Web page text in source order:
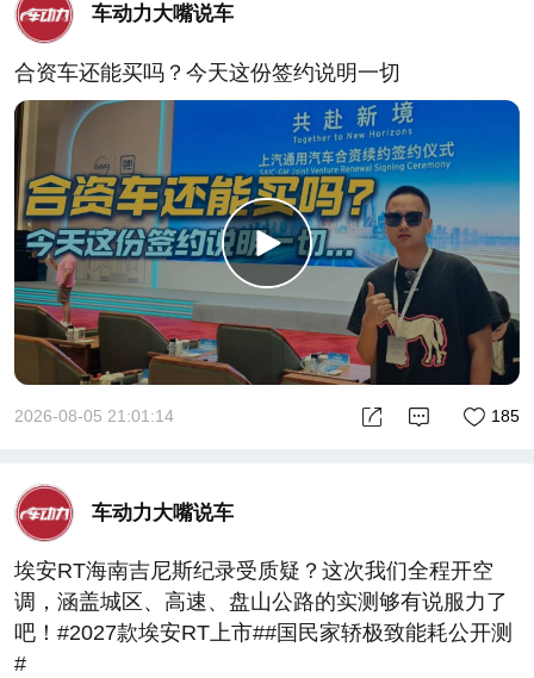
车动力大嘴说车
合资车还能买吗？今天这份签约说明一切
2026-08-05 21:01:14 185
车动力大嘴说车
埃安RT海南吉尼斯纪录受质疑？这次我们全程开空
调，涵盖城区、高速、盘山公路的实测够有说服力了
吧！#2027款埃安RT上市##国民家轿极致能耗公开测
#